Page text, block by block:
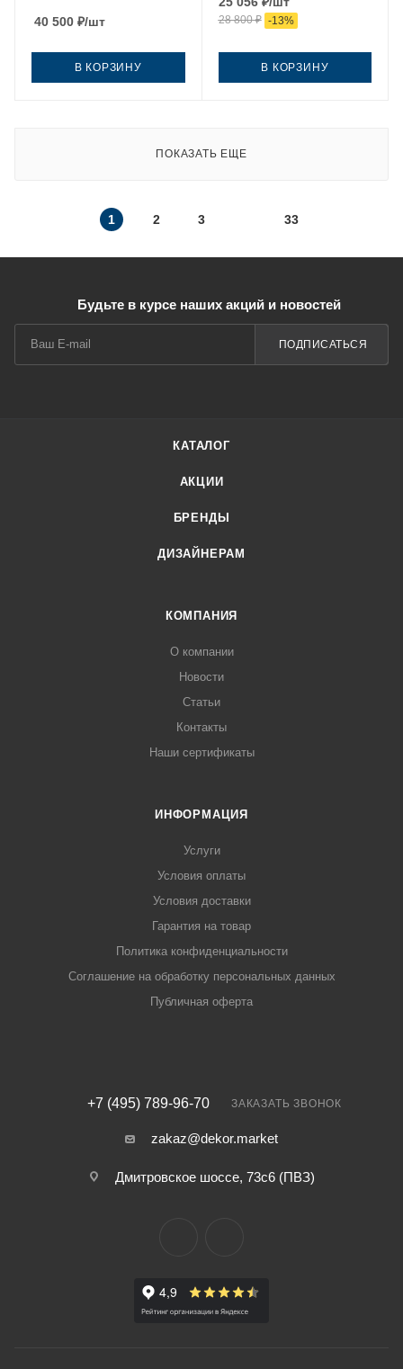
40 500 ₽/шт
В КОРЗИНУ
28 800₽ -13%
В КОРЗИНУ
ПОКАЗАТЬ ЕЩЕ
1 2 3 33
Будьте в курсе наших акций и новостей
ПОДПИСАТЬСЯ
КАТАЛОГ
АКЦИИ
БРЕНДЫ
ДИЗАЙНЕРАМ
КОМПАНИЯ
О компании
Новости
Статьи
Контакты
Наши сертификаты
ИНФОРМАЦИЯ
Услуги
Условия оплаты
Условия доставки
Гарантия на товар
Политика конфиденциальности
Соглашение на обработку персональных данных
Публичная оферта
+7 (495) 789-96-70 ЗАКАЗАТЬ ЗВОНОК
zakaz@dekor.market
Дмитровское шоссе, 73с6 (ПВЗ)